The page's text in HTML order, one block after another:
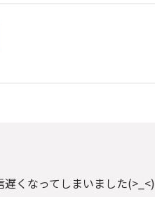
くなってしまいました(>_<)